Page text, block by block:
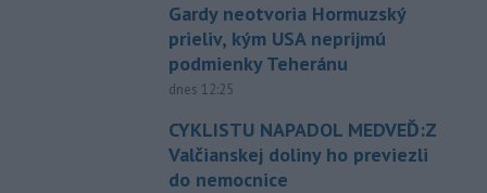
Gardy neotvoria Hormuzský
prieliv, kým USA neprijmú
podmienky Teheránu
dnes 12:25
CYKLISTU NAPADOL MEDVEĎ:Z
Valčianskej doliny ho previezli
do nemocnice